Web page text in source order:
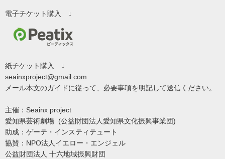
電子チケット購入 ↓
紙チケット購入 ↓
seainxproject@gmail.com
メール本文のガイドに従って、必要事項を明記して送信ください。
主催：Seainx project
愛知県芸術劇場 (公益財団法人愛知県文化振興事業団)
助成：ゲーテ・インスティテュート
協賛：NPO法人イエロー・エンジェル
公益財団法人 十六地域振興財団